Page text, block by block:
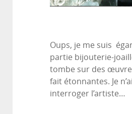
Oups, je me suis
partie bijouterie-
tombe sur des
fait étonnantes. Je
interroger l’artiste…